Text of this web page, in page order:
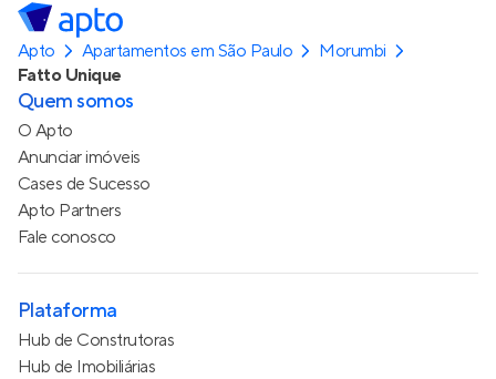
Apto Apartamentos em São Paulo
Morumbi
Fatto Unique
Quem somos
O Apto
Anunciar imóveis
Cases de Sucesso
Apto Partners
Fale conosco
Plataforma
Hub de Construtoras
Hub de Imobiliárias